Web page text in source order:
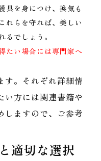
具を身につけ、換気も
れらを守れば、美しい
でしょう。
たい場合には専門家へ
す。それぞれ詳細情
い方には関連書籍や
しますので、ご参考
適切な選択